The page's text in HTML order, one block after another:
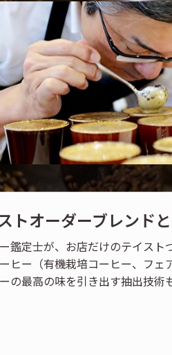
トオーダーブレンド
鑑定士が、お店だけのテイスト
ヒー（有機栽培コーヒー、フェ
の最高の味を引き出す抽出技術